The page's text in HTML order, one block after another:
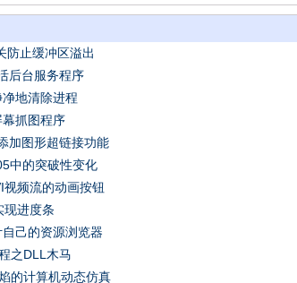
防止缓冲区溢出
后台服务程序
地清除进程
抓图程序
加图形超链接功能
中的突破性变化
视频流的动画按钮
现进度条
己的资源浏览器
之DLL木马
的计算机动态仿真